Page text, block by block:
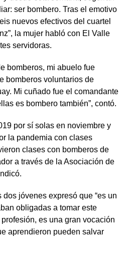
ser bombero. Tras el emotivo
nuevos efectivos del cuartel
la mujer habló con El Valle
servidoras.
bomberos, mi abuelo fue
bomberos voluntarios de
Mi cuñado fue el comandante
es bombero también”, contó.
por sí solas en noviembre y
la pandemia con clases
clases con bomberos de
a través de la Asociación de
jóvenes expresó que “es un
obligadas a tomar este
es una gran vocación
aprendieron pueden salvar